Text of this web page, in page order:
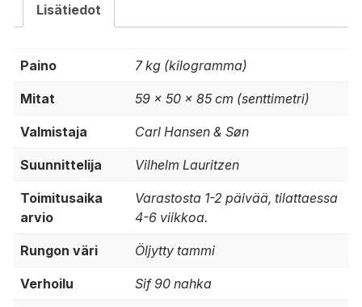
Lisätiedot
Paino 7 kg (kilogramma)
Mitat 59 × 50 × 85 cm (senttimetri)
Valmistaja Carl Hansen & Søn
Suunnittelija Vilhelm Lauritzen
Toimitusaika
arvio
Varastosta 1-2 päivää, tilattaessa
4-6 viikkoa.
Rungon väri Öljytty tammi
Verhoilu Sif 90 nahka